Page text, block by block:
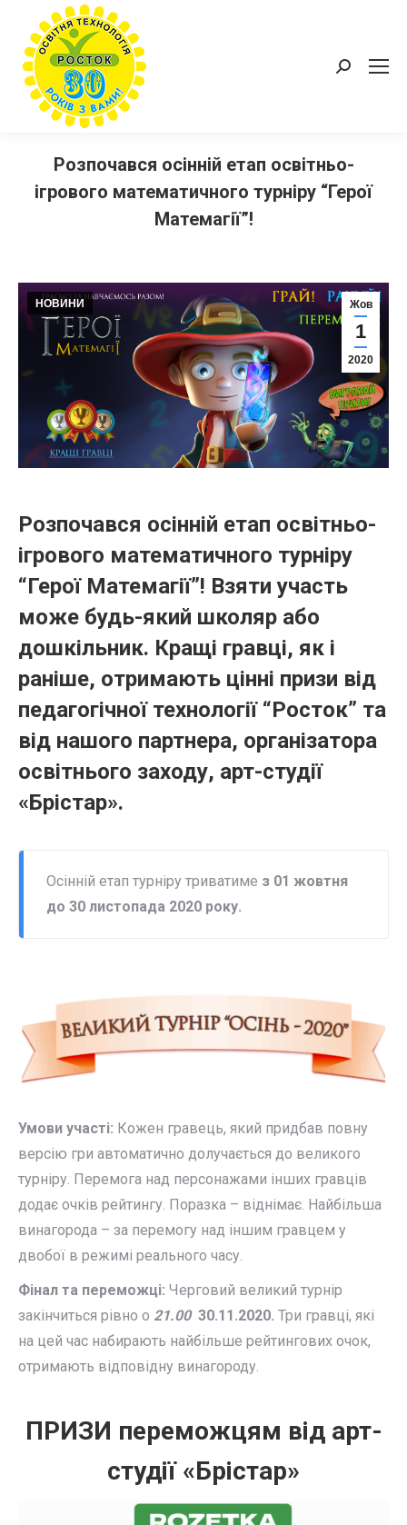
Пошук:
Розпочався осінній етап освітньо-
ігрового математичного турніру “Герої
Матемагії”!
Жов
1
2020
НОВИНИ
Розпочався осінній етап освітньо-
ігрового математичного турніру
“Герої Матемагії”! Взяти участь
може будь-який школяр або
дошкільник. Кращі гравці, як і
раніше, отримають цінні призи від
педагогічної технології “Росток” та
від нашого партнера, організатора
освітнього заходу, арт-студії
«Брістар».
Осінній етап турніру триватиме з 01 жовтня
до 30 листопада 2020 року.
Умови участі: Кожен гравець, який придбав повну
версію гри автоматично долучається до великого
турніру. Перемога над персонажами інших гравців
додає очків рейтингу. Поразка – віднімає. Найбільша
винагорода – за перемогу над іншим гравцем у
двобої в режимі реального часу.
Фінал та переможці: Черговий великий турнір
закінчиться рівно о 21.00 30.11.2020. Три гравці, які
на цей час набирають найбільше рейтингових очок,
отримають відповідну винагороду.
ПРИЗИ переможцям від арт-
студії «Брістар»